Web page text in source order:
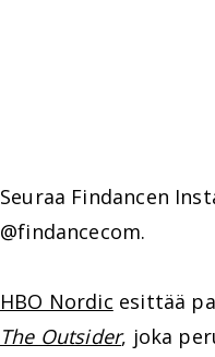
Seuraa Findancen
@findancecom.
HBO Nordic esittää
The Outsider, joka